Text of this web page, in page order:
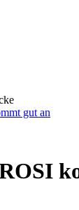
gut an